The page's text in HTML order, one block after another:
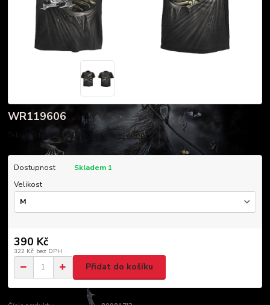
WR119606
Triko krátký rukáv 100% bavlnacelý popis
Dostupnost
Skladem 1
Velikost
390 Kč
322 Kč bez DPH
Přidat do košíku